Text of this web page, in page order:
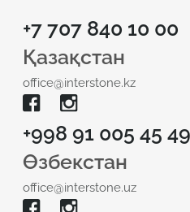
+7 707 840 10 00
Қазақстан
office@interstone.kz
+998 91 005 45 49
Өзбекстан
office@interstone.uz